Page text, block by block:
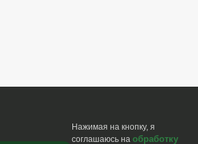
Нажимая на кнопку, я
соглашаюсь наобработку